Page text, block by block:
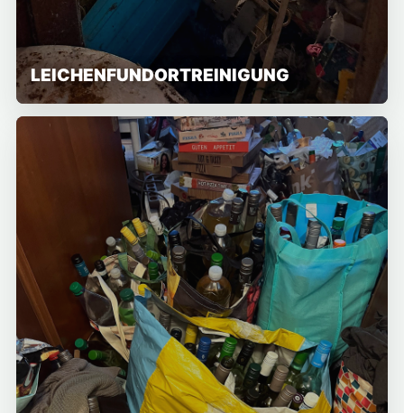
LEICHENFUNDORTREINIGUNG